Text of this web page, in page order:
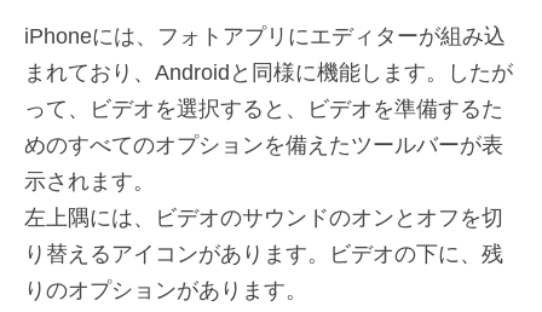
iPhoneには、フォトアプリにエディターが組み込
まれており、Androidと同様に機能します。したが
って、ビデオを選択すると、ビデオを準備するた
めのすべてのオプションを備えたツールバーが表
示されます。
左上隅には、ビデオのサウンドのオンとオフを切
り替えるアイコンがあります。ビデオの下に、残
りのオプションがあります。